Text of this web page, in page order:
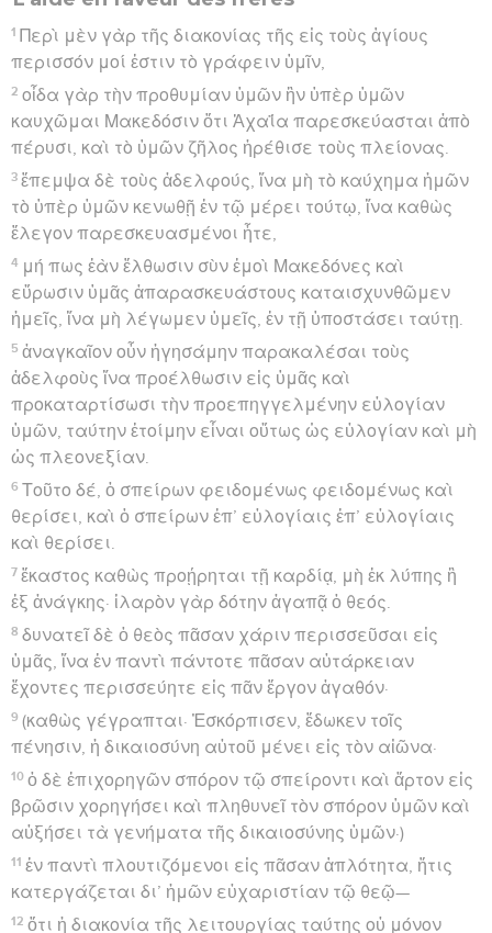
1 Περὶ μὲν γὰρ τῆς διακονίας τῆς εἰς τοὺς ἁγίους
περισσόν μοί ἐστιν τὸ γράφειν ὑμῖν,
2 οἶδα γὰρ τὴν προθυμίαν ὑμῶν ἣν ὑπὲρ ὑμῶν
καυχῶμαι Μακεδόσιν ὅτι Ἀχαΐα παρεσκεύασται ἀπὸ
πέρυσι, καὶ τὸ ὑμῶν ζῆλος ἠρέθισε τοὺς πλείονας.
3 ἔπεμψα δὲ τοὺς ἀδελφούς, ἵνα μὴ τὸ καύχημα ἡμῶν
τὸ ὑπὲρ ὑμῶν κενωθῇ ἐν τῷ μέρει τούτῳ, ἵνα καθὼς
ἔλεγον παρεσκευασμένοι ἦτε,
4 μή πως ἐὰν ἔλθωσιν σὺν ἐμοὶ Μακεδόνες καὶ
εὕρωσιν ὑμᾶς ἀπαρασκευάστους καταισχυνθῶμεν
ἡμεῖς, ἵνα μὴ λέγωμεν ὑμεῖς, ἐν τῇ ὑποστάσει ταύτῃ.
5 ἀναγκαῖον οὖν ἡγησάμην παρακαλέσαι τοὺς
ἀδελφοὺς ἵνα προέλθωσιν εἰς ὑμᾶς καὶ
προκαταρτίσωσι τὴν προεπηγγελμένην εὐλογίαν
ὑμῶν, ταύτην ἑτοίμην εἶναι οὕτως ὡς εὐλογίαν καὶ μὴ
ὡς πλεονεξίαν.
6 Τοῦτο δέ, ὁ σπείρων φειδομένως φειδομένως καὶ
θερίσει, καὶ ὁ σπείρων ἐπ’ εὐλογίαις ἐπ’ εὐλογίαις
καὶ θερίσει.
7 ἕκαστος καθὼς προῄρηται τῇ καρδίᾳ, μὴ ἐκ λύπης ἢ
ἐξ ἀνάγκης· ἱλαρὸν γὰρ δότην ἀγαπᾷ ὁ θεός.
8 δυνατεῖ δὲ ὁ θεὸς πᾶσαν χάριν περισσεῦσαι εἰς
ὑμᾶς, ἵνα ἐν παντὶ πάντοτε πᾶσαν αὐτάρκειαν
ἔχοντες περισσεύητε εἰς πᾶν ἔργον ἀγαθόν·
9 (καθὼς γέγραπται· Ἐσκόρπισεν, ἔδωκεν τοῖς
πένησιν, ἡ δικαιοσύνη αὐτοῦ μένει εἰς τὸν αἰῶνα·
10 ὁ δὲ ἐπιχορηγῶν σπόρον τῷ σπείροντι καὶ ἄρτον εἰς
βρῶσιν χορηγήσει καὶ πληθυνεῖ τὸν σπόρον ὑμῶν καὶ
αὐξήσει τὰ γενήματα τῆς δικαιοσύνης ὑμῶν·)
11 ἐν παντὶ πλουτιζόμενοι εἰς πᾶσαν ἁπλότητα, ἥτις
κατεργάζεται δι’ ἡμῶν εὐχαριστίαν τῷ θεῷ—
12 ὅτι ἡ διακονία τῆς λειτουργίας ταύτης οὐ μόνον